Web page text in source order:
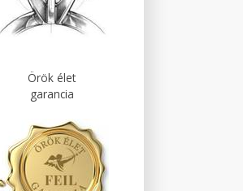
Örök élet
garancia